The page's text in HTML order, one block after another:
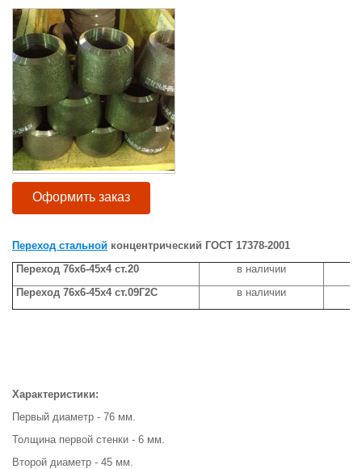
Оформить заказ
Переход стальной концентрический ГОСТ 17378-2001
Переход 76х6-45х4 ст.20
в наличии
Переход 76х6-45х4 ст.09Г2С
в наличии
Характеристики:
Первый диаметр - 76 мм.
Толщина первой стенки - 6 мм.
Второй диаметр - 45 мм.